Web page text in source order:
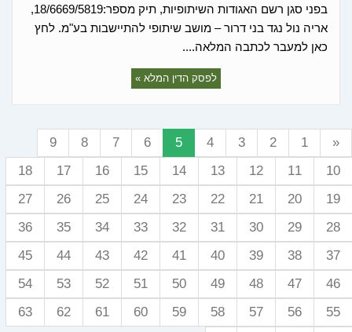
בפני סגן רשם האגודות השיתופיות, תיק מספר:18/6669/5819,
אריה נול נגד בני דרור – מושב שיתופי להתיישבות בע"מ. לחץ
כאן למעבר לכתבה המלאה....
לפסק הדין המלא »
«
1
2
3
4
5
6
7
8
9
10
11
12
13
14
15
16
17
18
19
20
21
22
23
24
25
26
27
28
29
30
31
32
33
34
35
36
37
38
39
40
41
42
43
44
45
46
47
48
49
50
51
52
53
54
55
56
57
58
59
60
61
62
63